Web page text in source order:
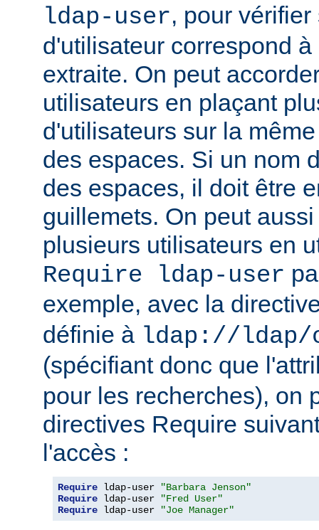
ldap-user, pour
d'utilisateur correspond
extraite. On peut
utilisateurs en plaçant
d'utilisateurs sur la
des espaces. Si un nom
des espaces, il doit être
guillemets. On peut
plusieurs utilisateurs en
Require ldap-user
exemple, avec la
définie à ldap://ldap/
(spécifiant donc que
pour les recherches), on
directives Require
l'accès :
Require ldap-user
"Barbara Jenson"
Require ldap-user
"Fred User"
Require ldap-user "Joe Manager"